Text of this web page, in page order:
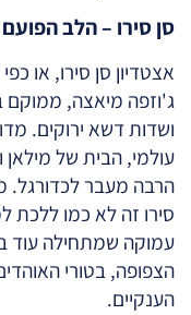
סן סירו – הלב
אצטדיון סן סירו, או
ג'וזפה מיאצה, ממוקם
ושדות דשא ירוקים.
עולמי, הבית של
הרבה מעבר לכדורגל.
סירו זה לא כמו ללכת
עמוקה שמתחילה עוד
הצפופה, בטורי
הענקיים.